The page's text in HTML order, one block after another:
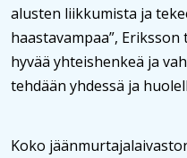
alusten liikkumista ja
haastavampaa”,
hyvää yhteishenkeä ja
tehdään yhdessä ja
Koko